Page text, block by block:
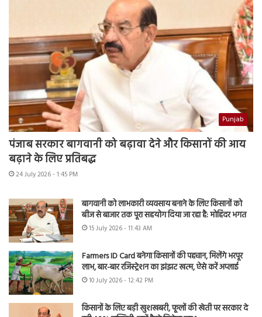
Punjab
पंजाब सरकार बागवानी को बढ़ावा देने और किसानों की आय
बढ़ाने के लिए प्रतिबद्ध
24 July 2026 - 1:45 PM
बागवानी को लाभकारी व्यवसाय बनाने के लिए किसानों को
बीज से बाजार तक पूरा सहयोग दिया जा रहा है: मोहिंदर भगत
15 July 2026 - 11:43 AM
Farmers ID Card बनेगा किसानों की पहचान, मिलेंगे भरपूर
लाभ, बार-बार रजिस्ट्रेशन का झंझट खत्म, ऐसे करें अप्लाई
10 July 2026 - 12:42 PM
किसानों के लिए बड़ी खुशखबरी, फूलों की खेती पर सरकार दे